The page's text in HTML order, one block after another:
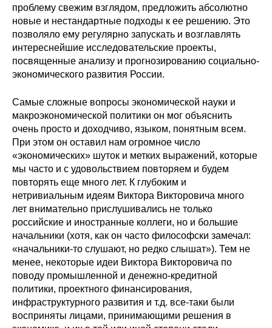
Семинары
Энергетический семинар
Российско-французский семинар
ЦДУ
Отрасли и регионы
Inforum
Ученый совет
Материалы
О совете
Регулярные прогнозы
Квартальный прогноз
проблему свежим взглядом, предложить абсолютно
новые и нестандартные подходы к ее решению. Это
позволяло ему регулярно запускать и возглавлять
интереснейшие исследовательские проекты,
посвященные анализу и прогнозированию социально-
экономического развития России.
Самые сложные вопросы экономической науки и
макроэкономической политики он мог объяснить
очень просто и доходчиво, языком, понятным всем.
При этом он оставил нам огромное число
«экономических» шуток и метких выражений, которые
мы часто и с удовольствием повторяем и будем
повторять еще много лет. К глубоким и
нетривиальным идеям Виктора Викторовича много
лет внимательно прислушивались не только
российские и иностранные коллеги, но и большие
начальники (хотя, как он часто философски замечал:
«начальники-то слушают, но редко слышат»). Тем не
менее, некоторые идеи Виктора Викторовича по
поводу промышленной и денежно-кредитной
политики, проектного финансирования,
инфраструктурного развития и т.д. все-таки были
восприняты лицами, принимающими решения в